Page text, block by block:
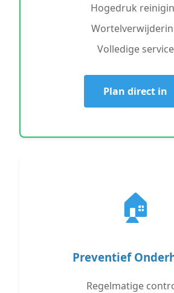
Hogedruk
Volledige service
Plan direct in
🏠
Preventief
Regelmatige